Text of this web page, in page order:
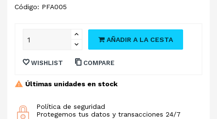
Código: PFA005
AÑADIR A LA CESTA
WISHLIST COMPARE
Últimas unidades en stock
Política de seguridad
Protegemos tus datos y transacciones 24/7